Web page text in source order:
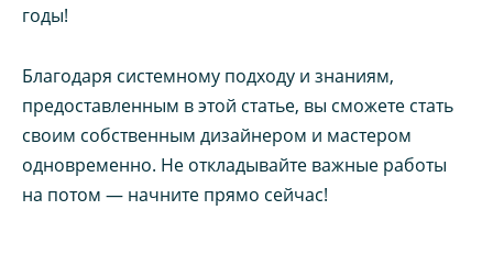
годы!
Благодаря системному подходу и знаниям,
предоставленным в этой статье, вы сможете стать
своим собственным дизайнером и мастером
одновременно. Не откладывайте важные работы
на потом — начните прямо сейчас!